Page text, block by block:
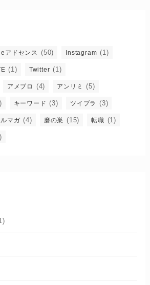
アドセンス (50) Instagram (1)
(1) Twitter (1)
アメブロ (4) アンリミ (5)
キーワード (3) ツイブラ (3)
ルマガ (4) 磨の巣 (15) 転職 (1)